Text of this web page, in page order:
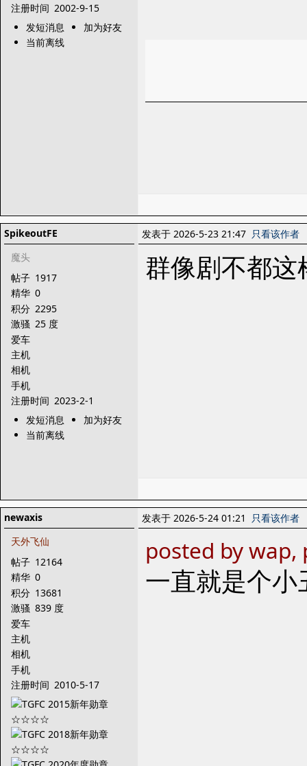
注册时间 2002-9-15
发短消息
加为好友
当前离线
SpikeoutFE
魔头
帖子 1917
精华 0
积分 2295
激骚 25 度
爱车
主机
相机
手机
注册时间 2023-2-1
发短消息
加为好友
当前离线
发表于 2026-5-23 21:47 只看该作者
群像剧不都这
newaxis
天外飞仙
帖子 12164
精华 0
积分 13681
激骚 839 度
爱车
主机
相机
手机
注册时间 2010-5-17
发表于 2026-5-24 01:21 只看该作者
posted by
一直就是个小